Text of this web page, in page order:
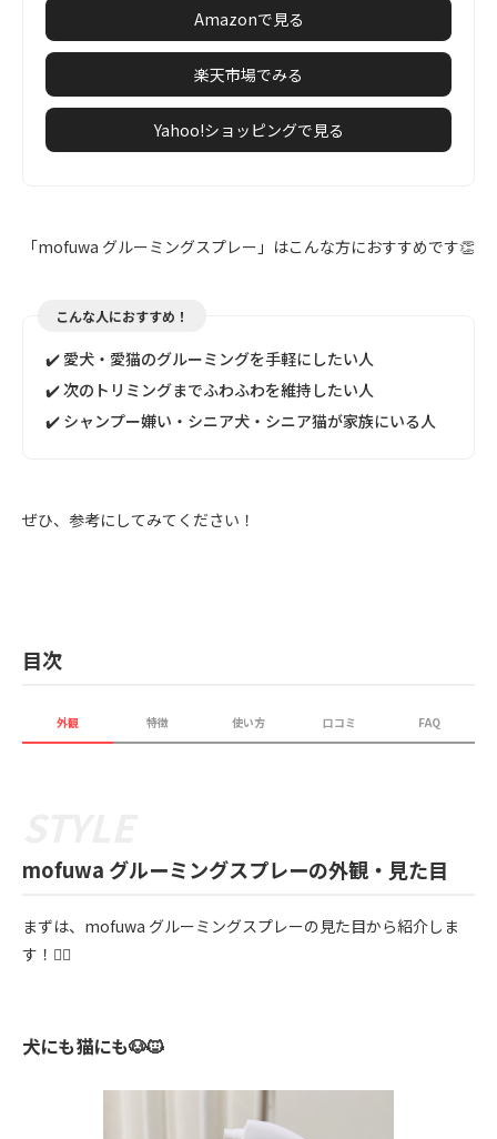
Amazonで見る
楽天市場でみる
Yahoo!ショッピングで見る
「mofuwa グルーミングスプレー」はこんな方におすすめです👏
こんな人におすすめ！
✔️ 愛犬・愛猫のグルーミングを手軽にしたい人
✔️ 次のトリミングまでふわふわを維持したい人
✔️ シャンプー嫌い・シニア犬・シニア猫が家族にいる人
ぜひ、参考にしてみてください！
目次
外観 特徴 使い方 口コミ FAQ
mofuwa グルーミングスプレーの外観・見た目
まずは、mofuwa グルーミングスプレーの見た目から紹介しま
す！💁‍♀️
犬にも猫にも🐶🐱